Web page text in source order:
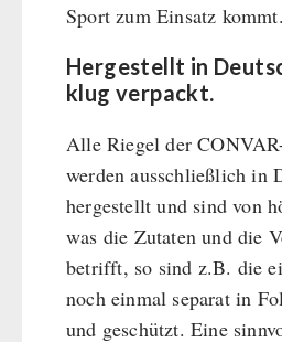
Sport zum Einsatz kommt.
Hergestellt in
klug verpackt.
Alle Riegel der
werden ausschließlich in
hergestellt und sind von
was die Zutaten und die
betrifft, so sind z.B. die
noch einmal separat in
und geschützt. Eine